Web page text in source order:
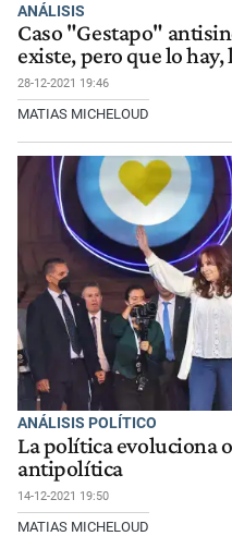
ANÁLISIS
Caso "Gestapo"
existe, pero que lo
28-12-2021 19:46
MATIAS MICHELOUD
ANÁLISIS POLÍTICO
La política evoluciona
antipolítica
14-12-2021 19:50
MATIAS MICHELOUD